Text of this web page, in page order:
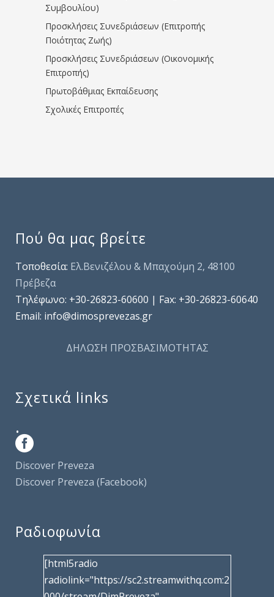
Συμβουλίου)
Προσκλήσεις Συνεδριάσεων (Επιτροπής
Ποιότητας Ζωής)
Προσκλήσεις Συνεδριάσεων (Οικονομικής
Επιτροπής)
Πρωτοβάθμιας Εκπαίδευσης
Σχολικές Επιτροπές
Πού θα μας βρείτε
Τοποθεσία: Ελ.Βενιζέλου & Μπαχούμη 2, 48100
Πρέβεζα
Τηλέφωνo: +30-26823-60600 | Fax: +30-26823-60640
Email: info@dimosprevezas.gr
ΔΗΛΩΣΗ ΠΡΟΣΒΑΣΙΜΟΤΗΤΑΣ
Σχετικά links
.
Discover Preveza
Discover Preveza (Facebook)
Ραδιοφωνία
[html5radio
radiolink="https://sc2.streamwithq.com:2